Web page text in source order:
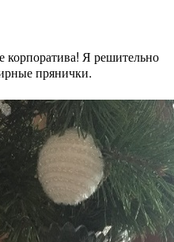
Я решительно
прянички.